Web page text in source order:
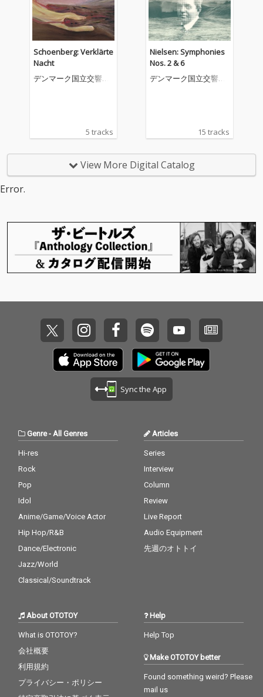
Schoenberg: Verklärte
Nacht
デンマーク国立交響楽
5 tracks
Nielsen: Symphonies
Nos. 2 & 6
デンマーク国立交響楽
15 tracks
View More Digital Catalog
Error.
Sync the App
Genre- All Genres
Hi-res
Rock
Pop
Idol
Anime/Game/Voice Actor
Hip Hop/R&B
Dance/Electronic
Jazz/World
Classical/Soundtrack
Articles
Series
Interview
Column
Review
Live Report
Audio Equipment
先週のオトトイ
About OTOTOY
What is OTOTOY?
会社概要
利用規約
プライバシー・ポリシー
Help
Help Top
Make OTOTOY better
Found something weird? Please
mail us